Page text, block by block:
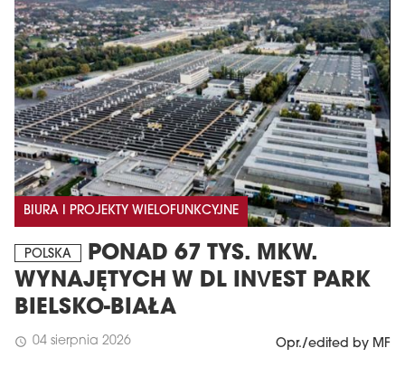
BIURA I PROJEKTY WIELOFUNKCYJNE
POLSKA
PONAD 67 TYS. MKW.
WYNAJĘTYCH W DL INVEST PARK
BIELSKO-BIAŁA
schedule 04 sierpnia 2026 Opr./edited by MF